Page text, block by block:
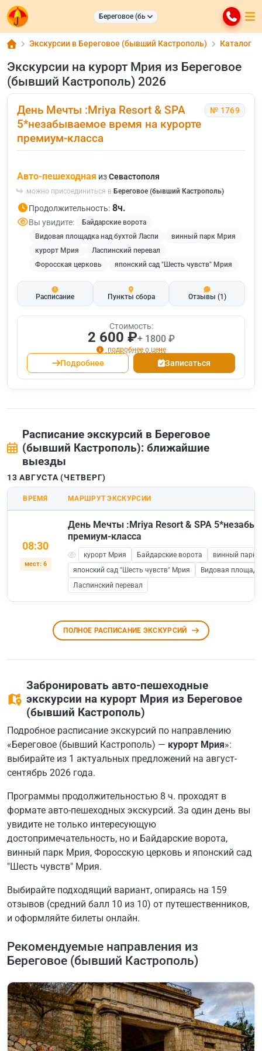
Береговое (бывший Кастрополь)
Экскурсии в Береговое (бывший Кастрополь) Каталог
Экскурсии на курорт Мрия из Береговое
(бывший Кастрополь) 2026
День Мечты :Mriya Resort & SPA
5*незабываемое время на курорте
премиум-класса
№ 1769
Авто-пешеходная изСевастополя
можно присоединиться в Береговое (бывший Кастрополь)
Продолжительность: 8ч.
Вы увидите:
Байдарские ворота
Видовая площадка над бухтой Ласпи
винный парк Мрия
курорт Мрия
Ласпинский перевал
Форосская церковь
японский сад "Шесть чувств" Мрия
Расписание Пункты сбора Отзывы (1)
Стоимость:
2 600 ₽+ 1800 ₽
подробнее о цене
Подробнее Записаться
Расписание экскурсий в Береговое
(бывший Кастрополь): ближайшие
выезды
13 АВГУСТА (ЧЕТВЕРГ)
ВРЕМЯ МАРШРУТ ЭКСКУРСИИ
08:30
мест: 6
День Мечты :Mriya Resort & SPA
премиум-класса
курорт Мрия Байдарские ворота
винный парк
японский сад "Шесть чувств" Мрия
Видовая
Ласпинский перевал
ПОЛНОЕ РАСПИСАНИЕ ЭКСКУРСИЙ
Забронировать авто-пешеходные
экскурсии на курорт Мрия из Береговое
(бывший Кастрополь)
Подробное расписание экскурсий по направлению
«Береговое (бывший Кастрополь) — курорт Мрия»:
выбирайте из 1 актуальных предложений на август-
сентябрь 2026 года.
Программы продолжительностью 8 ч. проходят в
формате авто-пешеходных экскурсий. За один день вы
увидите не только интересующую
достопримечательность, но и Байдарские ворота,
винный парк Мрия, Форосскую церковь и японский сад
"Шесть чувств" Мрия.
Выбирайте подходящий вариант, опираясь на 159
отзывов (средний балл 10 из 10) от путешественников,
и оформляйте билеты онлайн.
Рекомендуемые направления из
Береговое (бывший Кастрополь)